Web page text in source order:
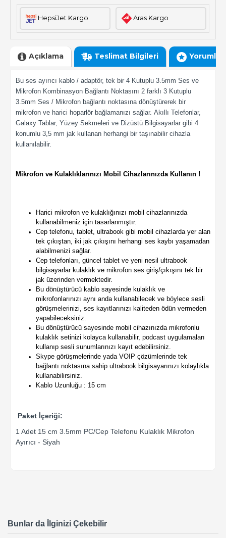
HepsiJet Kargo Aras Kargo
Açıklama Teslimat Bilgileri Yorumlar
Bu ses ayırıcı kablo / adaptör, tek bir 4 Kutuplu 3.5mm Ses ve
Mikrofon Kombinasyon Bağlantı Noktasını 2 farklı 3 Kutuplu
3.5mm Ses / Mikrofon bağlantı noktasına dönüştürerek bir
mikrofon ve harici hoparlör bağlamanızı sağlar. Akıllı Telefonlar,
Galaxy Tablar, Yüzey Sekmeleri ve Dizüstü Bilgisayarlar gibi 4
konumlu 3,5 mm jak kullanan herhangi bir taşınabilir cihazla
kullanılabilir.
Mikrofon ve Kulaklıklarınızı Mobil Cihazlarınızda Kullanın !
Harici mikrofon ve kulaklığınızı mobil cihazlarınızda
kullanabilmeniz için tasarlanmıştır.
Cep telefonu, tablet, ultrabook gibi mobil cihazlarda yer alan
tek çıkıştan, iki jak çıkışını herhangi ses kaybı yaşamadan
alabilmenizi sağlar.
Cep telefonları, güncel tablet ve yeni nesil ultrabook
bilgisayarlar kulaklık ve mikrofon ses giriş/çıkışını tek bir
jak üzerinden vermektedir.
Bu dönüştürücü kablo sayesinde kulaklık ve
mikrofonlarınızı aynı anda kullanabilecek ve böylece sesli
görüşmelerinizi, ses kayıtlarınızı kaliteden ödün vermeden
yapabileceksiniz.
Bu dönüştürücü sayesinde mobil cihazınızda mikrofonlu
kulaklık setinizi kolayca kullanabilir, podcast uygulamaları
kullanıp sesli sunumlarınızı kayıt edebilirsiniz.
Skype görüşmelerinde yada VOIP çözümlerinde tek
bağlantı noktasına sahip ultrabook bilgisayarınızı kolaylıkla
kullanabilirsiniz.
Kablo Uzunluğu : 15 cm
Paket İçeriği:
1 Adet 15 cm 3.5mm PC/Cep Telefonu Kulaklık Mikrofon
Ayırıcı - Siyah
Bunlar da İlginizi Çekebilir